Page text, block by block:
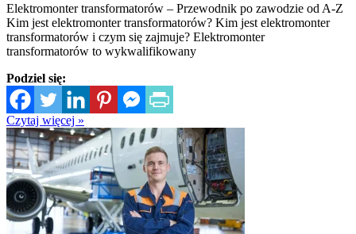
Elektromonter transformatorów – Przewodnik po zawodzie od A-Z
Kim jest elektromonter transformatorów? Kim jest elektromonter
transformatorów i czym się zajmuje? Elektromonter
transformatorów to wykwalifikowany
Podziel się:
Czytaj więcej »